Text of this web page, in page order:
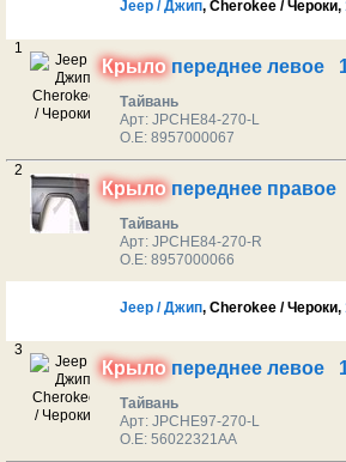
Jeep / Джип, Cherokee / Чероки,
1
Крылопереднее левое
Тайвань
Арт: JPCHE84-270-L
O.E: 8957000067
2
Крылопереднее правое
Тайвань
Арт: JPCHE84-270-R
O.E: 8957000066
Jeep / Джип, Cherokee / Чероки,
3
Крылопереднее левое
Тайвань
Арт: JPCHE97-270-L
O.E: 56022321AA